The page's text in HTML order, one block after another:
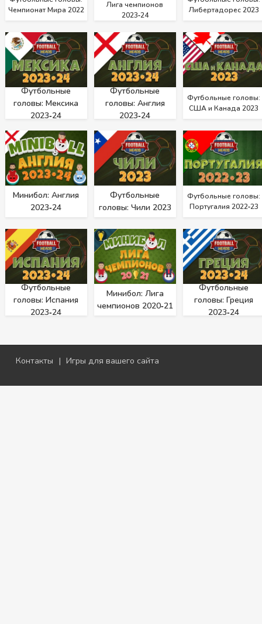
Чемпионат Мира 2022
Лига чемпионов
2023‑24
Либертадорес 2023
Футбольные
головы: Мексика
2023‑24
Футбольные
головы: Англия
2023‑24
Футбольные головы:
США и Канада 2023
Минибол: Англия
2023‑24
Футбольные
головы: Чили 2023
Футбольные головы:
Португалия 2022‑23
Футбольные
головы: Испания
2023‑24
Минибол: Лига
чемпионов 2020‑21
Футбольные
головы: Греция
2023‑24
Контакты | Игры для вашего сайта